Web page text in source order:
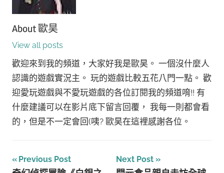
About歐昊
View all posts
歡迎來到我的頻道，大家好我是歐昊。 一個沒什麼人
認識的遊戲實況主。 玩的遊戲比較五花八門一點。 歡
迎愛玩遊戲與不愛玩遊戲的各位訂閱我的頻道唷!! 有
什麼建議可以在影片底下留言回覆， 我每一則都會看
的，但是不一定會回(咦? 歐昊在這裡感謝各位。
文Previous Post Next Post